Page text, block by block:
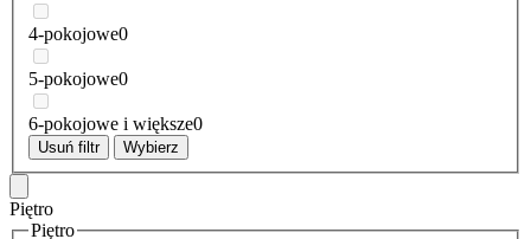
4-pokojowe0
5-pokojowe0
6-pokojowe i większe0
Usuń filtr Wybierz
Piętro
Piętro